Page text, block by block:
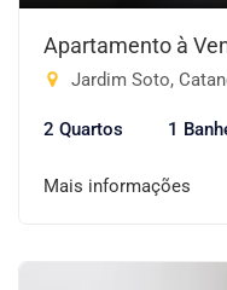
Apartamento à
Jardim Soto,
2 Quartos 1
Mais informações